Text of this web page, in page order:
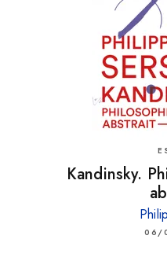
Kandinsky.
06/